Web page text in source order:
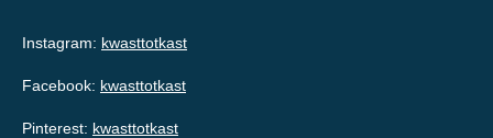
Instagram: kwasttotkast
Facebook: kwasttotkast
Pinterest: kwasttotkast